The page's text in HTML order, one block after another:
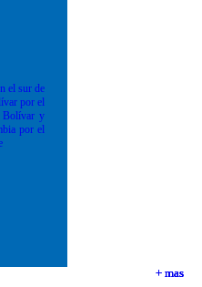
+ mas
+ mas
+ mas
el sur de
por el
Bolívar y
por el
+ mas